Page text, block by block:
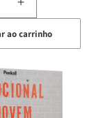
Aumentar
a
quantidade
de
Devocional
Café
com
Mulheres
ao carrinho